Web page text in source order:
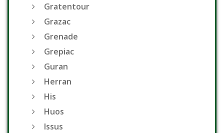
Gratentour
Grazac
Grenade
Grepiac
Guran
Herran
His
Huos
Issus